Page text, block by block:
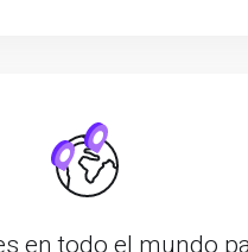
en todo el mundo